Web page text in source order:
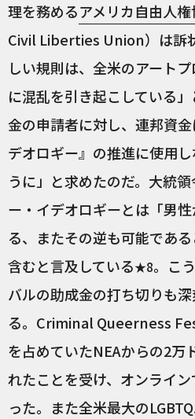
理を務めるアメリカ自由人
Civil Liberties Union）は訴
しい規則は、全米のアート
に混乱を引き起こしている
金の申請者に対し、連邦資
デオロギー』の推進に使用
うに」と求めたのだ。大統
ー・イデオロギーとは「男
る、またその逆も可能であ
含むと言及している★8。こ
バルの助成金の打ち切りも
る。Criminal Queerness
を占めていたNEAからの2万
れたことを受け、オンライ
った。また全米最大の